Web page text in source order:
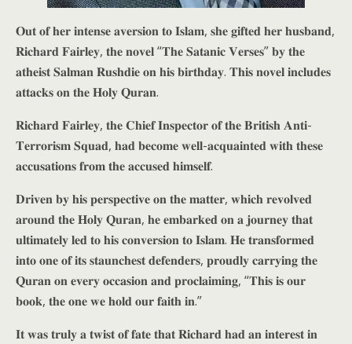
𝐎𝐮𝐭 𝐨𝐟 𝐡𝐞𝐫 𝐢𝐧𝐭𝐞𝐧𝐬𝐞 𝐚𝐯𝐞𝐫𝐬𝐢𝐨𝐧 𝐭𝐨 𝐈𝐬𝐥𝐚𝐦, 𝐬𝐡𝐞 𝐠𝐢𝐟𝐭𝐞𝐝 𝐡𝐞𝐫 𝐡𝐮𝐬𝐛𝐚𝐧𝐝,
𝐑𝐢𝐜𝐡𝐚𝐫𝐝 𝐅𝐚𝐢𝐫𝐥𝐞𝐲, 𝐭𝐡𝐞 𝐧𝐨𝐯𝐞𝐥 “𝐓𝐡𝐞 𝐒𝐚𝐭𝐚𝐧𝐢𝐜 𝐕𝐞𝐫𝐬𝐞𝐬” 𝐛𝐲 𝐭𝐡𝐞
𝐚𝐭𝐡𝐞𝐢𝐬𝐭 𝐒𝐚𝐥𝐦𝐚𝐧 𝐑𝐮𝐬𝐡𝐝𝐢𝐞 𝐨𝐧 𝐡𝐢𝐬 𝐛𝐢𝐫𝐭𝐡𝐝𝐚𝐲. 𝐓𝐡𝐢𝐬 𝐧𝐨𝐯𝐞𝐥 𝐢𝐧𝐜𝐥𝐮𝐝𝐞𝐬
𝐚𝐭𝐭𝐚𝐜𝐤𝐬 𝐨𝐧 𝐭𝐡𝐞 𝐇𝐨𝐥𝐲 𝐐𝐮𝐫𝐚𝐧.
𝐑𝐢𝐜𝐡𝐚𝐫𝐝 𝐅𝐚𝐢𝐫𝐥𝐞𝐲, 𝐭𝐡𝐞 𝐂𝐡𝐢𝐞𝐟 𝐈𝐧𝐬𝐩𝐞𝐜𝐭𝐨𝐫 𝐨𝐟 𝐭𝐡𝐞 𝐁𝐫𝐢𝐭𝐢𝐬𝐡 𝐀𝐧𝐭𝐢-
𝐓𝐞𝐫𝐫𝐨𝐫𝐢𝐬𝐦 𝐒𝐪𝐮𝐚𝐝, 𝐡𝐚𝐝 𝐛𝐞𝐜𝐨𝐦𝐞 𝐰𝐞𝐥𝐥-𝐚𝐜𝐪𝐮𝐚𝐢𝐧𝐭𝐞𝐝 𝐰𝐢𝐭𝐡 𝐭𝐡𝐞𝐬𝐞
𝐚𝐜𝐜𝐮𝐬𝐚𝐭𝐢𝐨𝐧𝐬 𝐟𝐫𝐨𝐦 𝐭𝐡𝐞 𝐚𝐜𝐜𝐮𝐬𝐞𝐝 𝐡𝐢𝐦𝐬𝐞𝐥𝐟.
𝐃𝐫𝐢𝐯𝐞𝐧 𝐛𝐲 𝐡𝐢𝐬 𝐩𝐞𝐫𝐬𝐩𝐞𝐜𝐭𝐢𝐯𝐞 𝐨𝐧 𝐭𝐡𝐞 𝐦𝐚𝐭𝐭𝐞𝐫, 𝐰𝐡𝐢𝐜𝐡 𝐫𝐞𝐯𝐨𝐥𝐯𝐞𝐝
𝐚𝐫𝐨𝐮𝐧𝐝 𝐭𝐡𝐞 𝐇𝐨𝐥𝐲 𝐐𝐮𝐫𝐚𝐧, 𝐡𝐞 𝐞𝐦𝐛𝐚𝐫𝐤𝐞𝐝 𝐨𝐧 𝐚 𝐣𝐨𝐮𝐫𝐧𝐞𝐲 𝐭𝐡𝐚𝐭
𝐮𝐥𝐭𝐢𝐦𝐚𝐭𝐞𝐥𝐲 𝐥𝐞𝐝 𝐭𝐨 𝐡𝐢𝐬 𝐜𝐨𝐧𝐯𝐞𝐫𝐬𝐢𝐨𝐧 𝐭𝐨 𝐈𝐬𝐥𝐚𝐦. 𝐇𝐞 𝐭𝐫𝐚𝐧𝐬𝐟𝐨𝐫𝐦𝐞𝐝
𝐢𝐧𝐭𝐨 𝐨𝐧𝐞 𝐨𝐟 𝐢𝐭𝐬 𝐬𝐭𝐚𝐮𝐧𝐜𝐡𝐞𝐬𝐭 𝐝𝐞𝐟𝐞𝐧𝐝𝐞𝐫𝐬, 𝐩𝐫𝐨𝐮𝐝𝐥𝐲 𝐜𝐚𝐫𝐫𝐲𝐢𝐧𝐠 𝐭𝐡𝐞
𝐐𝐮𝐫𝐚𝐧 𝐨𝐧 𝐞𝐯𝐞𝐫𝐲 𝐨𝐜𝐜𝐚𝐬𝐢𝐨𝐧 𝐚𝐧𝐝 𝐩𝐫𝐨𝐜𝐥𝐚𝐢𝐦𝐢𝐧𝐠, “𝐓𝐡𝐢𝐬 𝐢𝐬 𝐨𝐮𝐫
𝐛𝐨𝐨𝐤, 𝐭𝐡𝐞 𝐨𝐧𝐞 𝐰𝐞 𝐡𝐨𝐥𝐝 𝐨𝐮𝐫 𝐟𝐚𝐢𝐭𝐡 𝐢𝐧.”
𝐈𝐭 𝐰𝐚𝐬 𝐭𝐫𝐮𝐥𝐲 𝐚 𝐭𝐰𝐢𝐬𝐭 𝐨𝐟 𝐟𝐚𝐭𝐞 𝐭𝐡𝐚𝐭 𝐑𝐢𝐜𝐡𝐚𝐫𝐝 𝐡𝐚𝐝 𝐚𝐧 𝐢𝐧𝐭𝐞𝐫𝐞𝐬𝐭 𝐢𝐧